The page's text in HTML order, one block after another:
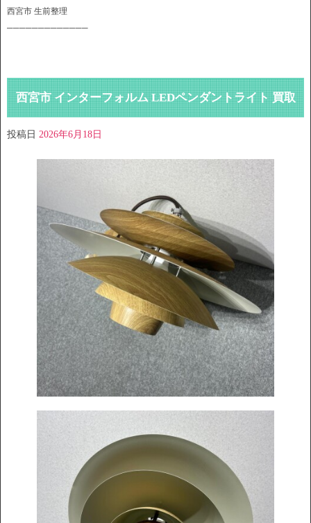
西宮市 生前整理
─────────────
西宮市 インターフォルム LEDペンダントライト 買取
投稿日 2026年6月18日